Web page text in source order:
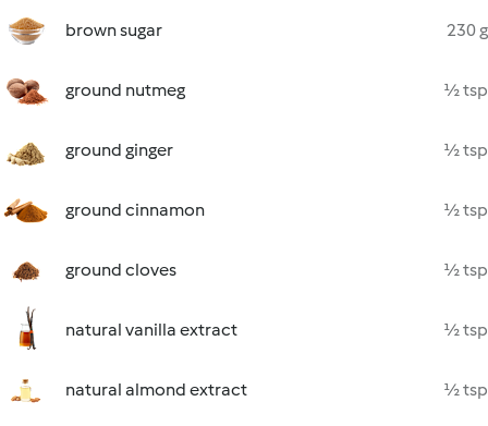
brown sugar 230 g
ground nutmeg ½ tsp
ground ginger ½ tsp
ground cinnamon ½ tsp
ground cloves ½ tsp
natural vanilla extract ½ tsp
natural almond extract ½ tsp